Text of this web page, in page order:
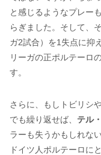
と感じるようなプレー
らぎました。そして、
ガ2試合）を1失点に抑
リーガの正ポルテーロ
す。
さらに、もしトビリシ
でも繰り返せば、 テル
ラーも失うかもしれな
ドイツ人ポルテーロに